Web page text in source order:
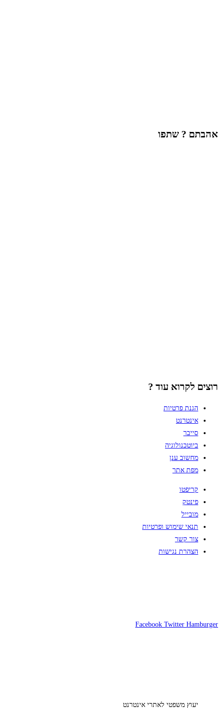
אהבתם ? שתפו
רוצים לקרוא עוד ?
הגנת פרטיות
אינטרנט
סייבר
ביוטכנולוגיה
מחשוב ענן
מפת אתר
קריפטו
פינטק
מובייל
תנאי שימוש ופרטיות
צור קשר
הצהרת נגישות
Facebook Twitter Hamburger
יעוץ משפטי לאתרי אינטרנט